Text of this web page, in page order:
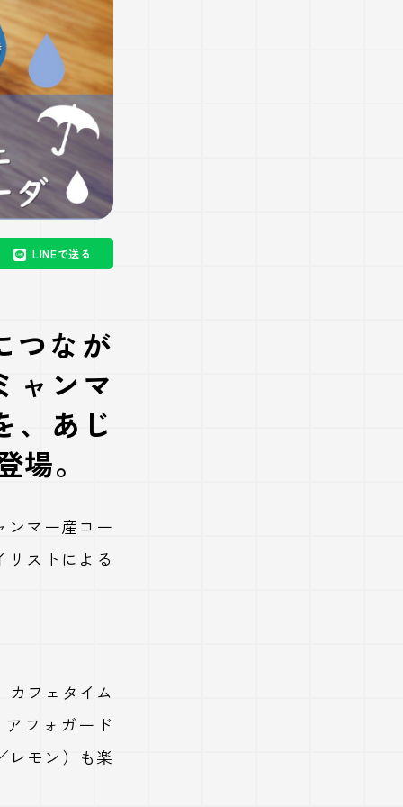
LINEで送る
つなが
ャンマ
、あじ
。
ンマー産コー
ストによる
カフェタイム
フォガード
レモン）も楽